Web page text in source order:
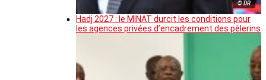
© DR
Hadj 2027 : le MINAT durcit les conditions pour
les agences privées d’encadrement des pèlerins